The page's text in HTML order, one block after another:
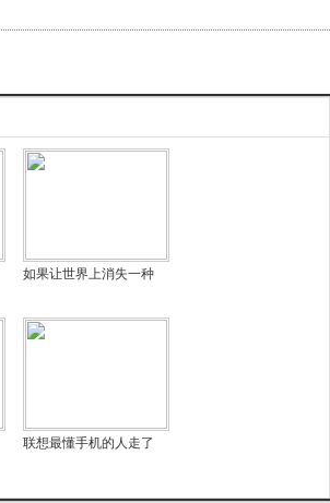
如果让世界上消失一种
联想最懂手机的人走了